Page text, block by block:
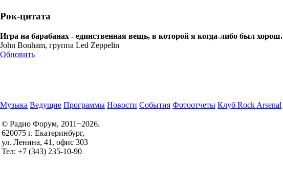
Рок-цитата
Игра на барабанах - единственная вещь, в которой я когда-либо был хорош.
John Bonham, группа Led Zeppelin
Обновить
Музыка Ведущие Программы Новости События Фотоотчеты Клуб Rock Arsenal
© Радио Форум, 2011−2026.
620075 г. Екатеринбург,
ул. Ленина, 41, офис 303
Тел: +7 (343) 235-10-90